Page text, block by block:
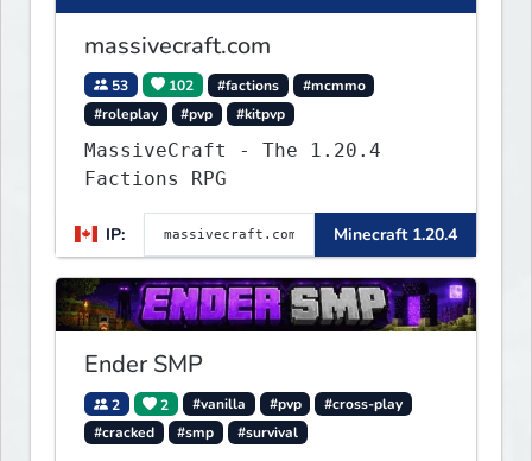
massivecraft.com
53 102 #factions
#mcmmo
#roleplay
#pvp #kitpvp
MassiveCraft - The 1.20.4
Factions RPG
IP: Minecraft 1.20.4
Ender SMP
2 2 #vanilla #pvp
#cross-play
#cracked
#smp #survival